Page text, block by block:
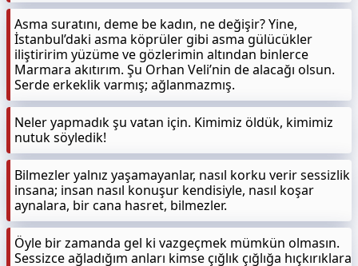
Asma suratını, deme be kadın, ne değişir? Yine,
İstanbul’daki asma köprüler gibi asma gülücükler
iliştiririm yüzüme ve gözlerimin altından binlerce
Marmara akıtırım. Şu Orhan Veli’nin de alacağı olsun.
Serde erkeklik varmış; ağlanmazmış.
Neler yapmadık şu vatan için. Kimimiz öldük, kimimiz
nutuk söyledik!
Bilmezler yalnız yaşamayanlar, nasıl korku verir sessizlik
insana; insan nasıl konuşur kendisiyle, nasıl koşar
aynalara, bir cana hasret, bilmezler.
Öyle bir zamanda gel ki vazgeçmek mümkün olmasın.
Sessizce ağladığım anları kimse çığlık çığlığa hıçkırıklara